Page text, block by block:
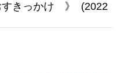
すきっかけ 》 (2022